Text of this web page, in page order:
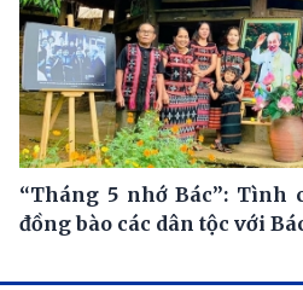
“Tháng 5 nhớ Bác”: Tình
đồng bào các dân tộc với